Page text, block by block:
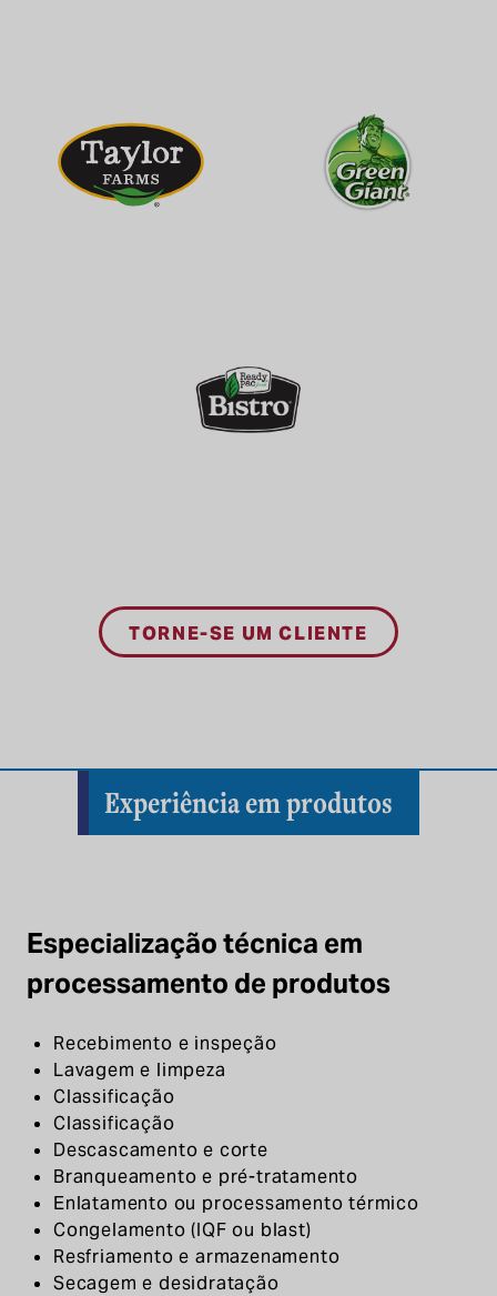
TORNE-SE UM CLIENTE
Experiência em produtos
Especialização técnica em
processamento de produtos
Recebimento e inspeção
Lavagem e limpeza
Classificação
Classificação
Descascamento e corte
Branqueamento e pré-tratamento
Enlatamento ou processamento térmico
Congelamento (IQF ou blast)
Resfriamento e armazenamento
Secagem e desidratação